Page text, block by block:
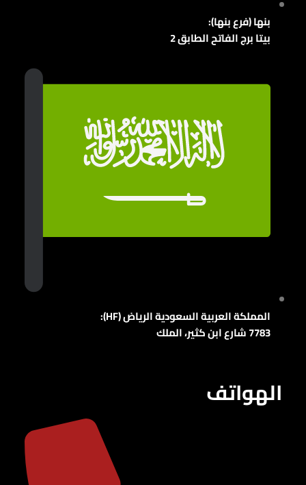
بنها (فرع بنها):
بيتا برج الفاتح الطابق 2
المملكة العربية السعودية الرياض (HF):
7783 شارع ابن كثير، الملك
الهواتف